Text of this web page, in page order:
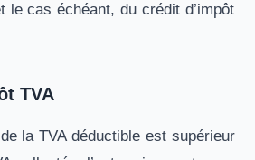
le cas échéant, du crédit d’impôt
TVA
la TVA déductible est supérieur